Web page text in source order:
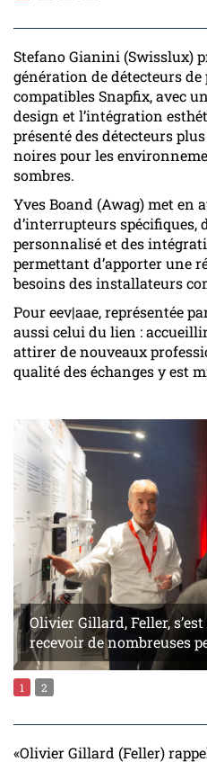
Stefano Gianini (Swisslux)
génération de détecteurs
compatibles Snapfix, avec
design et l’intégration
présenté des détecteurs
noires pour les
sombres.
Yves Boand (Awag) met en
d’interrupteurs spécifiques,
personnalisé et des
permettant d’apporter une
besoins des installateurs
Pour eev|aae, représentée
aussi celui du lien :
attirer de nouveaux
qualité des échanges y est
Olivier Gillard, Feller,
recevoir de nombreuses
1 2
«Olivier Gillard (Feller)